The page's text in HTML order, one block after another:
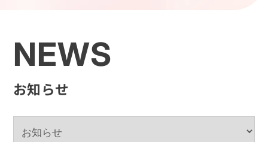
NEWS
お知らせ